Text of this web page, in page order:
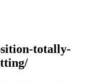
totally-